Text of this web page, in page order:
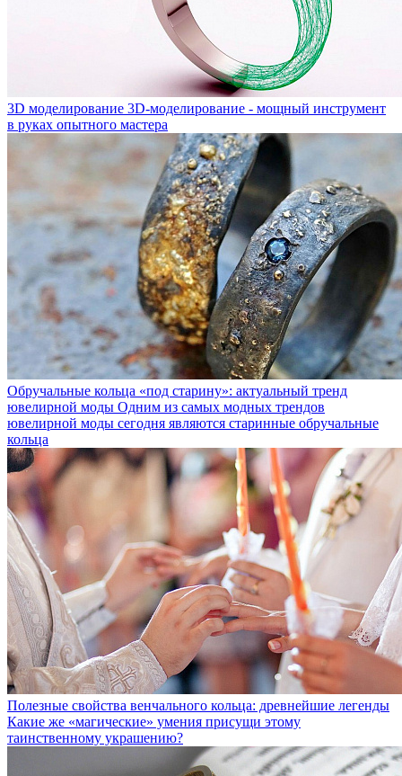
3D моделирование 3D-моделирование - мощный инструмент
в руках опытного мастера
Обручальные кольца «под старину»: актуальный тренд
ювелирной моды Одним из самых модных трендов
ювелирной моды сегодня являются старинные обручальные
кольца
Полезные свойства венчального кольца: древнейшие легенды
Какие же «магические» умения присущи этому
таинственному украшению?